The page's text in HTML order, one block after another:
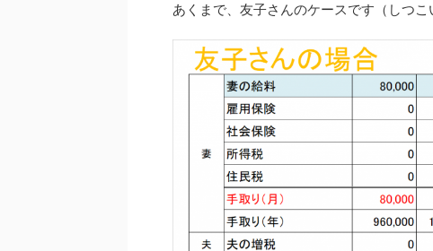
あくまで、友子さんのケースです（しつこ